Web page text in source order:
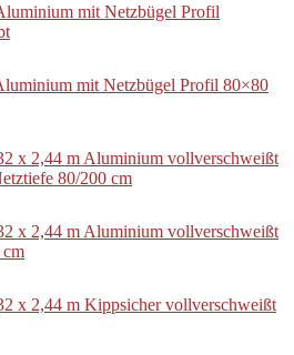
mit Netzbügel Profil
mit Netzbügel Profil 80×80
x 2,44 m Aluminium vollverschweißt
80/200 cm
x 2,44 m Aluminium vollverschweißt
x 2,44 m Kippsicher vollverschweißt